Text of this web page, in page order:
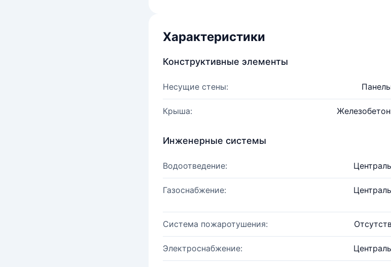
Характеристики
Конструктивные элементы
Несущие стены:
Крыша:
Инженерные системы
Водоотведение:
Газоснабжение:
Система пожаротушения:
Электроснабжение: